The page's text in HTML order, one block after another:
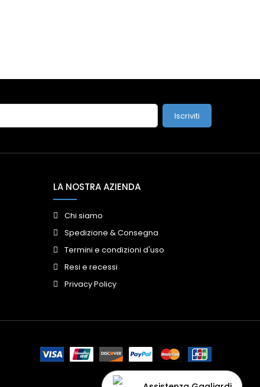
Iscriviti
LA NOSTRA AZIENDA
Chi siamo
Spedizione & Consegna
Termini e condizioni d'uso
Resi e recessi
Privacy Policy